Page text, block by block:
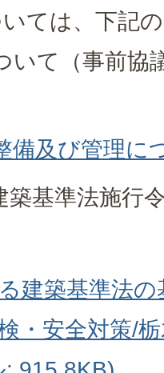
ては、下記
いて（事前協
備及び管理に
築基準法施行
建築基準法
・安全対策/